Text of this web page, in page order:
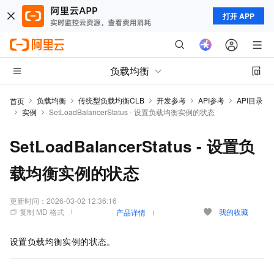
打开 APP
负载均衡
首页 负载均衡 传统型负载均衡CLB 开发参考 API参考
API目录
实例
SetLoadBalancerStatus - 设置负载均衡实例的状态
SetLoadBalancerStatus - 设置负
载均衡实例的状态
更新时间： 2026-03-02 12:36:16
复制 MD 格式
产品详情 我的收藏
设置负载均衡实例的状态。